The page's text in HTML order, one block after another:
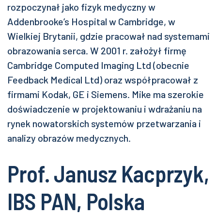
rozpoczynał jako fizyk medyczny w
Addenbrooke’s Hospital w Cambridge, w
Wielkiej Brytanii, gdzie pracował nad systemami
obrazowania serca. W 2001 r. założył firmę
Cambridge Computed Imaging Ltd (obecnie
Feedback Medical Ltd) oraz współpracował z
firmami Kodak, GE i Siemens. Mike ma szerokie
doświadczenie w projektowaniu i wdrażaniu na
rynek nowatorskich systemów przetwarzania i
analizy obrazów medycznych.
Prof. Janusz Kacprzyk,
IBS PAN, Polska